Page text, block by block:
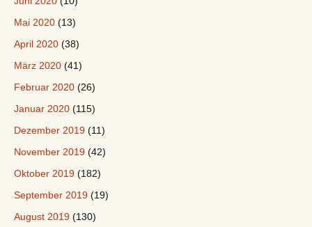
Mai 2020 (13)
April 2020 (38)
März 2020 (41)
Februar 2020 (26)
Januar 2020 (115)
Dezember 2019 (11)
November 2019 (42)
Oktober 2019 (182)
September 2019 (19)
August 2019 (130)